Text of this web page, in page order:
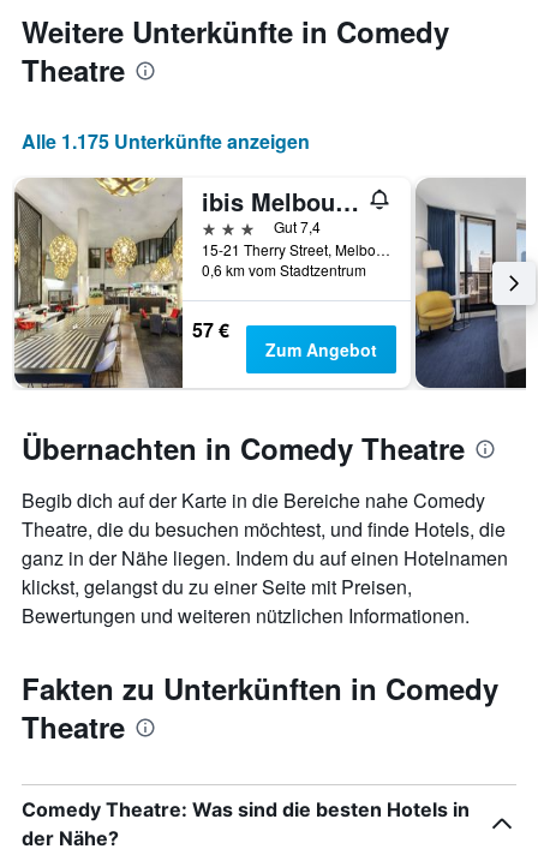
Weitere Unterkünfte in Comedy
Theatre
Alle 1.175 Unterkünfte anzeigen
ibis Melbourne - Hotel & Apartments
3 Sterne
Gut 7,4
15-21 Therry Street, Melbourne, VIC, Australien
0,6 km vom Stadtzentrum
57 €
Zum Angebot
Übernachten in Comedy Theatre
Begib dich auf der Karte in die Bereiche nahe Comedy
Theatre, die du besuchen möchtest, und finde Hotels, die
ganz in der Nähe liegen. Indem du auf einen Hotelnamen
klickst, gelangst du zu einer Seite mit Preisen,
Bewertungen und weiteren nützlichen Informationen.
Fakten zu Unterkünften in Comedy
Theatre
Comedy Theatre: Was sind die besten Hotels in
der Nähe?